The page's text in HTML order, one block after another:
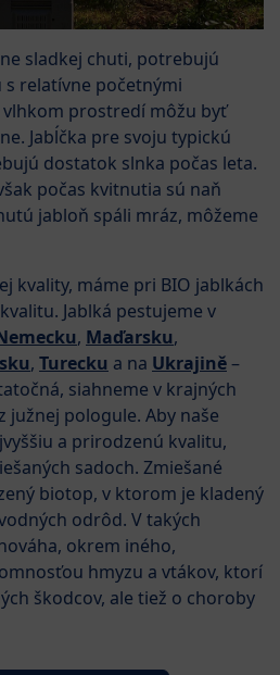
sladkej chuti, potrebujú
relatívne početnými
vlhkom prostredí môžu byť
Jabĺčka pre svoju typickú
dostatok slnka počas leta.
počas kvitnutia sú naň
jabloň spáli mráz, môžeme
kvality, máme pri BIO jablkách
Jablká pestujeme v
, Maďarsku,
, Turecku a na Ukrajině–
siahneme v krajných
južnej pologule. Aby naše
a prirodzenú kvalitu,
sadoch. Zmiešané
biotop, v ktorom je kladený
odrôd. V takých
okrem iného,
hmyzu a vtákov, ktorí
škodcov, ale tiež o choroby